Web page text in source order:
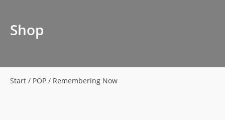
Shop
Start / POP / Remembering Now